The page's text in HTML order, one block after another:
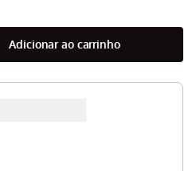
Adicionar ao carrinho